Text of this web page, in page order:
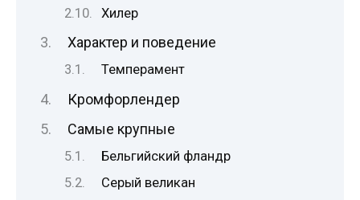
Хилер
Характер и поведение
Темперамент
Кромфорлендер
Самые крупные
Бельгийский фландр
Серый великан